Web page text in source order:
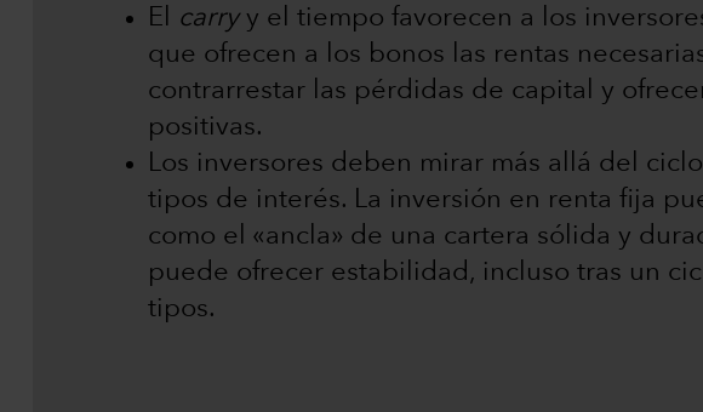
El carryy el tiempo favorecen a los
que ofrecen a los bonos las rentas
contrarrestar las pérdidas de capital y
positivas.
Los inversores deben mirar más allá del
tipos de interés. La inversión en renta fija
como el «ancla» de una cartera sólida y
puede ofrecer estabilidad, incluso tras un
tipos.